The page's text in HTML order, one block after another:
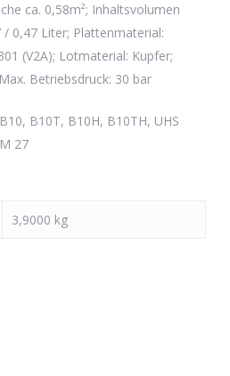
ca. 0,58m²; Inhaltsvolumen
0,47 Liter; Plattenmaterial:
(V2A); Lotmaterial: Kupfer;
Betriebsdruck: 30 bar
B10T, B10H, B10TH, UHS
27
3,9000 kg